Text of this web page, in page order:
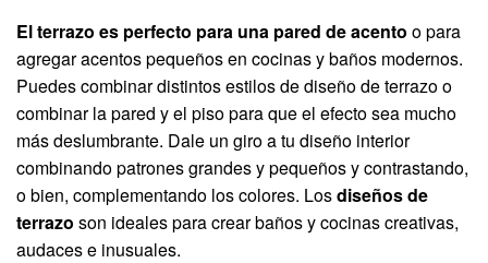
El terrazo es perfecto para una pared de acento o para
agregar acentos pequeños en cocinas y baños modernos.
Puedes combinar distintos estilos de diseño de terrazo o
combinar la pared y el piso para que el efecto sea mucho
más deslumbrante. Dale un giro a tu diseño interior
combinando patrones grandes y pequeños y contrastando,
o bien, complementando los colores. Losdiseños de
terrazo son ideales para crear baños y cocinas creativas,
audaces e inusuales.